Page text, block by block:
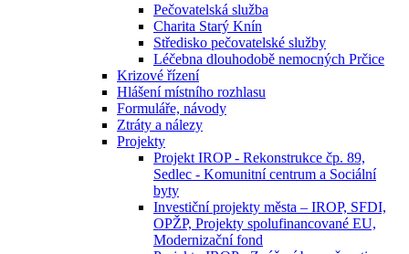
Pečovatelská služba
Charita Starý Knín
Středisko pečovatelské služby
Léčebna dlouhodobě nemocných Prčice
Krizové řízení
Hlášení místního rozhlasu
Formuláře, návody
Ztráty a nálezy
Projekty
Projekt IROP - Rekonstrukce čp. 89,
Sedlec - Komunitní centrum a Sociální
byty
Investiční projekty města – IROP, SFDI,
OPŽP, Projekty spolufinancované EU,
Modernizační fond